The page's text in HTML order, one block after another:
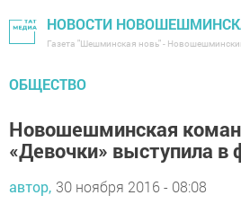
НОВОСТИ
Газета "Шешминская новь" -
ОБЩЕСТВО
Новошешминская
«Девочки» выступила в
автор, 30 ноября 2016 - 08:08